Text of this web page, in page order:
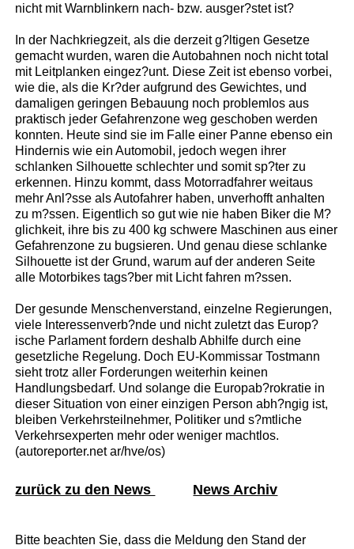
nicht mit Warnblinkern nach- bzw. ausger?stet ist?
In der Nachkriegzeit, als die derzeit g?ltigen Gesetze
gemacht wurden, waren die Autobahnen noch nicht total
mit Leitplanken eingez?unt. Diese Zeit ist ebenso vorbei,
wie die, als die Kr?der aufgrund des Gewichtes, und
damaligen geringen Bebauung noch problemlos aus
praktisch jeder Gefahrenzone weg geschoben werden
konnten. Heute sind sie im Falle einer Panne ebenso ein
Hindernis wie ein Automobil, jedoch wegen ihrer
schlanken Silhouette schlechter und somit sp?ter zu
erkennen. Hinzu kommt, dass Motorradfahrer weitaus
mehr Anl?sse als Autofahrer haben, unverhofft anhalten
zu m?ssen. Eigentlich so gut wie nie haben Biker die M?
glichkeit, ihre bis zu 400 kg schwere Maschinen aus einer
Gefahrenzone zu bugsieren. Und genau diese schlanke
Silhouette ist der Grund, warum auf der anderen Seite
alle Motorbikes tags?ber mit Licht fahren m?ssen.
Der gesunde Menschenverstand, einzelne Regierungen,
viele Interessenverb?nde und nicht zuletzt das Europ?
ische Parlament fordern deshalb Abhilfe durch eine
gesetzliche Regelung. Doch EU-Kommissar Tostmann
sieht trotz aller Forderungen weiterhin keinen
Handlungsbedarf. Und solange die Europab?rokratie in
dieser Situation von einer einzigen Person abh?ngig ist,
bleiben Verkehrsteilnehmer, Politiker und s?mtliche
Verkehrsexperten mehr oder weniger machtlos.
(autoreporter.net ar/hve/os)
zurück zu den News News Archiv
Bitte beachten Sie, dass die Meldung den Stand der